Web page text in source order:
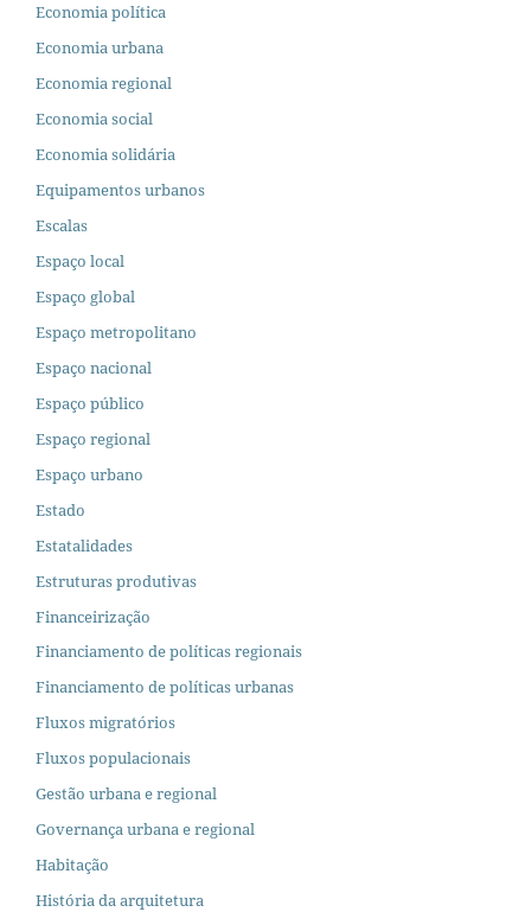
Economia política
Economia urbana
Economia regional
Economia social
Economia solidária
Equipamentos urbanos
Escalas
Espaço local
Espaço global
Espaço metropolitano
Espaço nacional
Espaço público
Espaço regional
Espaço urbano
Estado
Estatalidades
Estruturas produtivas
Financeirização
Financiamento de políticas regionais
Financiamento de políticas urbanas
Fluxos migratórios
Fluxos populacionais
Gestão urbana e regional
Governança urbana e regional
Habitação
História da arquitetura